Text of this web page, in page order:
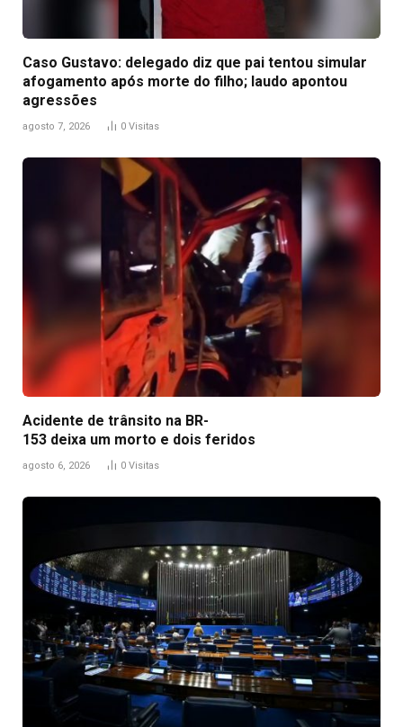
Caso Gustavo: delegado diz que pai tentou simular
afogamento após morte do filho; laudo apontou
agressões
agosto 7, 2026 0 Visitas
Acidente de trânsito na BR-
153 deixa um morto e dois feridos
agosto 6, 2026 0 Visitas